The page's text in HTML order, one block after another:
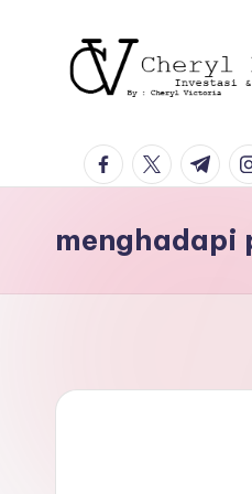
facebook.com
twitter.com
t.me
menghadapi